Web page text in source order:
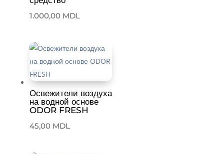
1.000,00 MDL
Освежители воздуха
на водной основе
ODOR FRESH
45,00 MDL